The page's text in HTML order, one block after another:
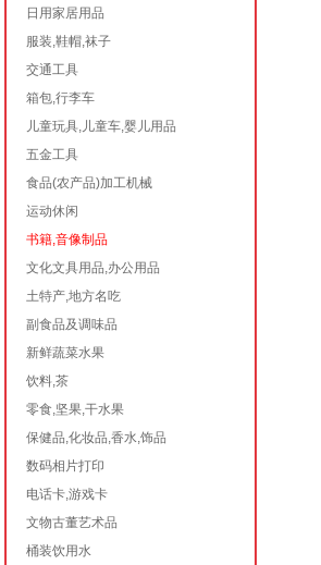
日用家居用品
服装,鞋帽,袜子
交通工具
箱包,行李车
儿童玩具,儿童车,婴儿用品
五金工具
食品(农产品)加工机械
运动休闲
书籍,音像制品
文化文具用品,办公用品
土特产,地方名吃
副食品及调味品
新鲜蔬菜水果
饮料,茶
零食,坚果,干水果
保健品,化妆品,香水,饰品
数码相片打印
电话卡,游戏卡
文物古董艺术品
桶装饮用水